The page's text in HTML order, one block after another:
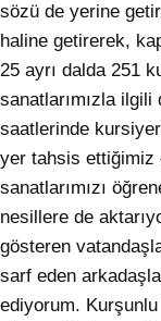
sözü de yerine
haline getirerek,
25 ayrı dalda 251
sanatlarımızla
saatlerinde
yer tahsis ettiğimiz
sanatlarımızı
nesillere de
gösteren
sarf eden
ediyorum.